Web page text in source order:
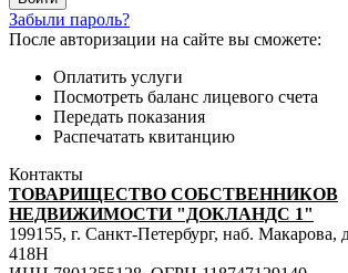
Забыли пароль?
После авторизации на сайте вы сможете:
Оплатить услуги
Посмотреть баланс лицевого счета
Передать показания
Распечатать квитанцию
Контакты
ТОВАРИЩЕСТВО СОБСТВЕННИКОВ
НЕДВИЖИМОСТИ "ДОКЛАНДС 1"
199155, г. Санкт-Петербург, наб. Макарова,
418Н